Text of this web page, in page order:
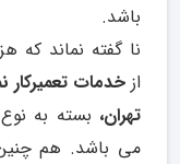
باشد.
نا گفته نماند که
از خدمات تعمیرکار
تهران، بسته به
می باشد. هم